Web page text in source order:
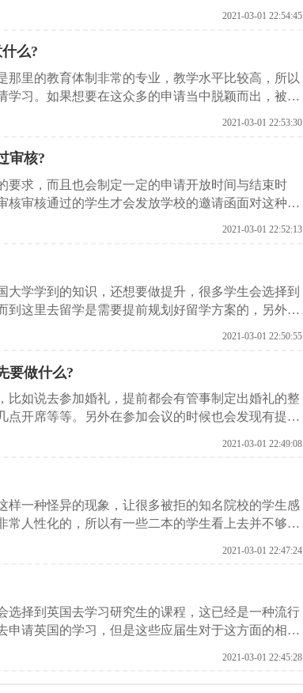
的人生，也应该提前有一个对自己生活事业方面的
划。这里启德留学机构就给大家介绍一下，面对英
2021-03-01 22:54:45
么?
里的教育体制非常的专业，教学水平比较高，所以
习。如果想要在这众多的申请当中脱颖而出，被学
下面启德留学机构就给各位介绍一下英国留学个性
2021-03-01 22:53:30
审核?
要求，而且也会制定一定的申请开放时间与结束时
审核通过的学生才会发放学校的邀请函面对这种招
下面就跟随启德留学机构一起来了解一下吧。
2021-03-01 22:52:13
学学到的知识，还想要做提升，很多学生会选择到
这里去留学是需要提前规划好留学方案的，另外还
绍一下留学英国的方案模板。
2021-03-01 22:50:55
要做什么?
如说去参加婚礼，提前都会有管事制定出婚礼的整
开席等等。另外在参加会议的时候也会发现有提前
时间，第2项的内容以及时间等等。因为这些方案的
学生在申请学校之前也会制定一些留学方案下面，
内容。
2021-03-01 22:49:08
一种怪异的现象，让很多被拒的知名院校的学生感
人性化的，所以有一些二本的学生看上去并不够条
却被拒，这就涉及到了“背景提升”这个词汇。这里
背景提升的方法。
2021-03-01 22:47:24
择到英国去学习研究生的课程，这已经是一种流行
请英国的学习，但是这些应届生对于这方面的相关
下研究生英国留学方案的介绍。
2021-03-01 22:45:28